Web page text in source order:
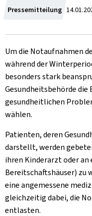
Pressemitteilung Zum
Um die Notaufnahmen
während der
besonders stark
Gesundheitsbehörde die
gesundheitlichen
wählen.
Patienten, deren
darstellt, werden
ihren Kinderarzt oder an
Bereitschaftshäuser) zu
eine angemessene
gleichzeitig dabei, die
entlasten.